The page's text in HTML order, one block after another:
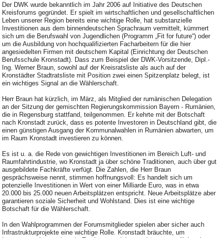
Der DWK wurde bekanntlich im Jahr 2006 auf Initiative des Deutschen
Kreisforums gegründet. Er spielt im wirtschaftlichen und gesellschaftlichen
Leben unserer Region bereits eine wichtige Rolle, hat substanzielle
Investitionen aus dem binnendeutschen Sprachraum vermittelt, kümmert
sich um die Berufswahl von Jugendlichen (Programm „Fit for future“) oder
um die Ausbildung von hochqualifizierten Facharbeitern für die hier
angesiedelten Firmen mit deutschem Kapital (Einrichtung der Deutschen
Berufsschule Kronstadt). Dass zum Beispiel der DWK-Vorsitzende, Dipl.-
Ing. Werner Braun, sowohl auf der Kreisratsliste als auch auf der
Kronstädter Stadtratsliste mit Position zwei einen Spitzenplatz belegt, ist
ein wichtiges Signal an die Wählerschaft.
Herr Braun hat kürzlich, im März, als Mitglied der rumänischen Delegation
an der Sitzung der gemischten Regierungskommission Bayern - Rumänien,
die in Regensburg stattfand, teilgenommen. Er kehrte mit der Botschaft
nach Kronstadt zurück, dass es potente Investoren in Deutschland gibt, die
einen günstigen Ausgang der Kommunalwahlen in Rumänien abwarten, um
im Raum Kronstadt investieren zu können.
Es ist u. a. die Rede von gewichtigen Investitionen im Bereich Luft- und
Raumfahrtindustrie, wo Kronstadt ja über schöne Traditionen, auch über gut
ausgebildete Fachkräfte verfügt. Die Zahlen, die Herr Braun
gesprächsweise nennt, stimmen hoffnungsvoll: Es handelt sich um
potenzielle Investitionen in Wert von einer Milliarde Euro, was in etwa
20.000 bis 25.000 neuen Arbeitsplätzen entspricht. Neue Arbeitsplätze aber
garantieren soziale Sicherheit und Wohlstand. Dies ist eine wichtige
Botschaft für die Wählerschaft.
In den Wahlprogrammen der Forumsmitglieder spielen aber sicher auch
Infrastrukturprojekte eine wichtige Rolle. Kronstadt bräuchte, um